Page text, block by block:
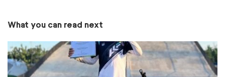
What you can read next